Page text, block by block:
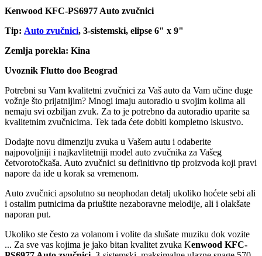
Kenwood KFC-PS6977 Auto zvučnici
Tip: Auto zvučnici, 3-sistemski, elipse 6" x 9"
Zemlja porekla: Kina
Uvoznik Flutto doo Beograd
Potrebni su Vam kvalitetni zvučnici za Vaš auto da Vam učine duge
vožnje što prijatnijim? Mnogi imaju autoradio u svojim kolima ali
nemaju svi ozbiljan zvuk. Za to je potrebno da autoradio uparite sa
kvalitetnim zvučnicima. Tek tada ćete dobiti kompletno iskustvo.
Dodajte novu dimenziju zvuka u Vašem autu i odaberite
najpovoljniji i najkavlitetniji model auto zvučnika za Vašeg
četvorotočkaša. Auto zvučnici su definitivno tip proizvoda koji pravi
napore da ide u korak sa vremenom.
Auto zvučnici apsolutno su neophodan detalj ukoliko hoćete sebi ali
i ostalim putnicima da priuštite nezaboravne melodije, ali i olakšate
naporan put.
Ukoliko ste često za volanom i volite da slušate muziku dok vozite
... Za sve vas kojima je jako bitan kvalitet zvuka Kenwood KFC-